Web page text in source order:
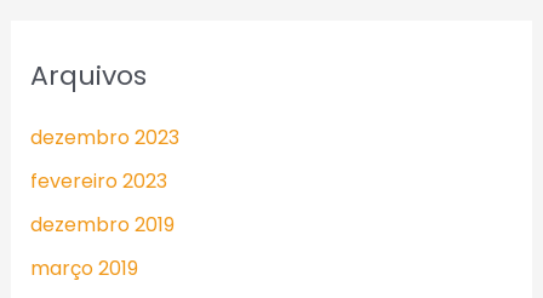
Arquivos
dezembro 2023
fevereiro 2023
dezembro 2019
março 2019